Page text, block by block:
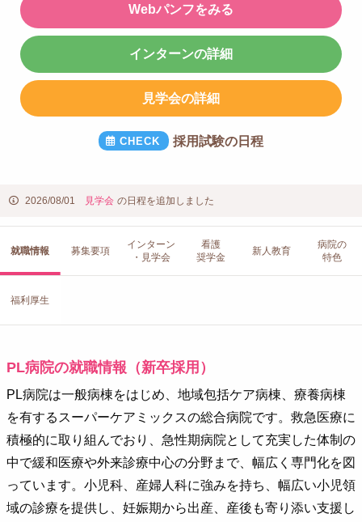
Webパンフをみる
インターンの詳細
見学会の詳細
採用試験の日程
2026/08/01 見学会 の日程を追加しました
就職情報 募集要項
インターン
・見学会
看護
奨学金
新人教育
病院の
特色
福利厚生
PL病院の就職情報（新卒採用）
PL病院は一般病棟をはじめ、地域包括ケア病棟、療養病棟
を有するスーパーケアミックスの総合病院です。救急医療に
積極的に取り組んでおり、急性期病院として充実した体制の
中で緩和医療や外来診療中心の分野まで、幅広く専門化を図
っています。小児科、産婦人科に強みを持ち、幅広い小児領
域の診療を提供し、妊娠期から出産、産後も寄り添い支援し